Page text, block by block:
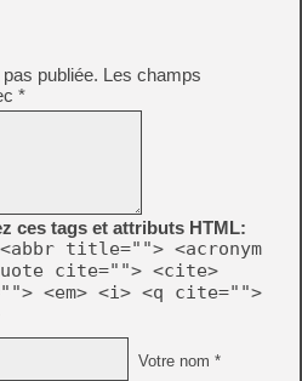
publiée. Les champs
*
ces tags et attributs HTML:
title=""> <acronym
cite=""> <cite>
<em> <i> <q cite="">
Votre nom *